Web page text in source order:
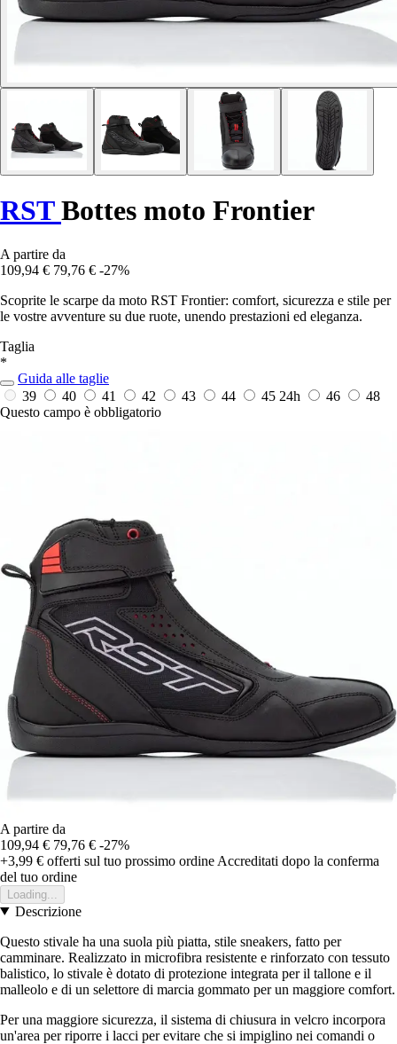
RSTBottes moto Frontier
A partire da
109,94 € 79,76 € -27%
Scoprite le scarpe da moto RST Frontier: comfort, sicurezza e stile per
le vostre avventure su due ruote, unendo prestazioni ed eleganza.
Taglia
*
Guida alle taglie
39
40 41 42 43 44 45 24h 46
48
Questo campo è obbligatorio
A partire da
109,94 € 79,76 € -27%
+3,99 € offerti sul tuo prossimo ordine Accreditati dopo la conferma
del tuo ordine
Loading...
Descrizione
Questo stivale ha una suola più piatta, stile sneakers, fatto per
camminare. Realizzato in microfibra resistente e rinforzato con tessuto
balistico, lo stivale è dotato di protezione integrata per il tallone e il
malleolo e di un selettore di marcia gommato per un maggiore comfort.
Per una maggiore sicurezza, il sistema di chiusura in velcro incorpora
un'area per riporre i lacci per evitare che si impiglino nei comandi o